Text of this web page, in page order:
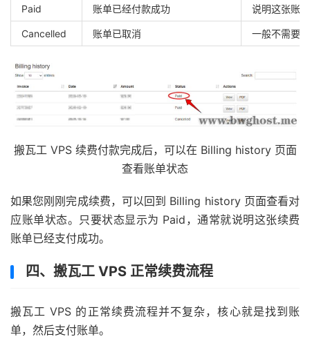
Paid 账单已经付款成功 说明这张账
Cancelled 账单已取消 一般不需要
搬瓦工 VPS 续费付款完成后，可以在 Billing history 页面
查看账单状态
如果您刚刚完成续费，可以回到 Billing history 页面查看对
应账单状态。只要状态显示为 Paid，通常就说明这张续费
账单已经支付成功。
四、搬瓦工 VPS 正常续费流程
搬瓦工 VPS 的正常续费流程并不复杂，核心就是找到账
单，然后支付账单。